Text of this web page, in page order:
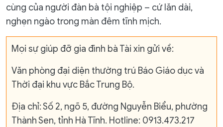
cùng của người đàn bà tội nghiệp – cứ lăn dài,
nghẹn ngào trong màn đêm tĩnh mịch.
Mọi sự giúp đỡ gia đình bà Tài xin gửi về:
Văn phòng đại diện thường trú Báo Giáo dục và
Thời đại khu vực Bắc Trung Bộ.
Địa chỉ: Số 2, ngõ 5, đường Nguyễn Biểu, phường
Thành Sen, tỉnh Hà Tĩnh. Hotline: 0913.473.217